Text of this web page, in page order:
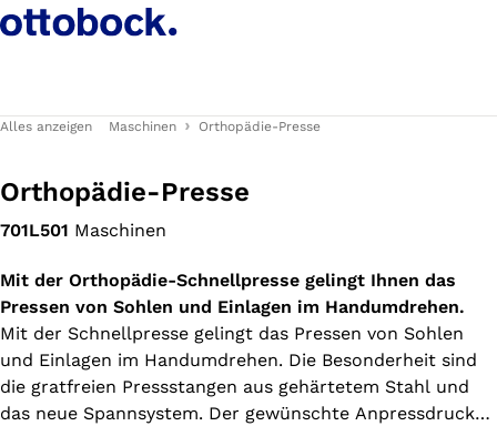
Alles anzeigen Maschinen Orthopädie-Presse
Orthopädie-Presse
701L501 Maschinen
Mit der Orthopädie-Schnellpresse gelingt Ihnen das
Pressen von Sohlen und Einlagen im Handumdrehen.
Mit der Schnellpresse gelingt das Pressen von Sohlen
und Einlagen im Handumdrehen. Die Besonderheit sind
die gratfreien Pressstangen aus gehärtetem Stahl und
das neue Spannsystem. Der gewünschte Anpressdruck